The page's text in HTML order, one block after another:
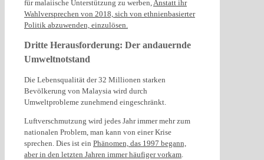
für malaiische Unterstützung zu werben, Anstatt ihr
Wahlversprechen von 2018, sich von ethnienbasierter
Politik abzuwenden, einzulösen.
Dritte Herausforderung: Der andauernde
Umweltnotstand
Die Lebensqualität der 32 Millionen starken
Bevölkerung von Malaysia wird durch
Umweltprobleme zunehmend eingeschränkt.
Luftverschmutzung wird jedes Jahr immer mehr zum
nationalen Problem, man kann von einer Krise
sprechen. Dies ist ein Phänomen, das 1997 begann,
aber in den letzten Jahren immer häufiger vorkam.